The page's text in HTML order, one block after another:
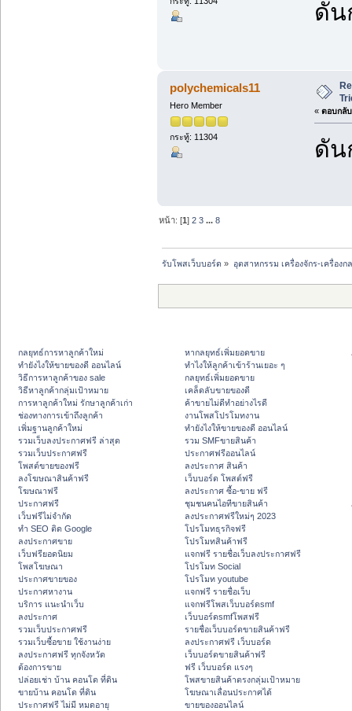
ดัน
polychemicals11
Hero Member
กระทู้: 11304
« ตอบกลั
ดัน
หน้า: [1]2 3 ...8
รับโพสเว็บบอร์ด » อุตสาหกรรม เครื่องจักร-เครื่อง
กลยุทธ์การหาลูกค้าใหม่
ทํายังไงให้ขายของดี ออนไลน์
วิธีการหาลูกค้าของ sale
วิธีหาลูกค้ากลุ่มเป้าหมาย
การหาลูกค้าใหม่ รักษาลูกค้าเก่า
ช่องทางการเข้าถึงลูกค้า
เพิ่มฐานลูกค้าใหม่
รวมเว็บลงประกาศฟรี ล่าสุด
รวมเว็บประกาศฟรี
โพสต์ขายของฟรี
ลงโฆษณาสินค้าฟรี
โฆษณาฟรี
ประกาศฟรี
เว็บฟรีไม่จำกัด
ทำ SEO ติด Google
ลงประกาศขาย
เว็บฟรียอดนิยม
โพสโฆษณา
ประกาศขายของ
ประกาศหางาน
บริการ แนะนำเว็บ
ลงประกาศ
รวมเว็บประกาศฟรี
รวมเว็บซื้อขาย ใช้งานง่าย
ลงประกาศฟรี ทุกจังหวัด
ต้องการขาย
ปล่อยเช่า บ้าน คอนโด ที่ดิน
ขายบ้าน คอนโด ที่ดิน
ประกาศฟรี ไม่มี หมดอายุ
หากลยุทธ์เพิ่มยอดขาย
ทําไงให้ลูกค้าเข้าร้านเยอะ ๆ
กลยุทธ์เพิ่มยอดขาย
เคล็ดลับขายของดี
ค้าขายไม่ดีทำอย่างไรดี
งานโพสโปรโมทงาน
ทํายังไงให้ขายของดี ออนไลน์
รวม SMFขายสินค้า
ประกาศฟรีออนไลน์
ลงประกาศ สินค้า
เว็บบอร์ด โพสต์ฟรี
ลงประกาศ ซื้อ-ขาย ฟรี
ชุมชนคนไอทีขายสินค้า
ลงประกาศฟรีใหม่ๆ 2023
โปรโมทธุรกิจฟรี
โปรโมทสินค้าฟรี
แจกฟรี รายชื่อเว็บลงประกาศฟรี
โปรโมท Social
โปรโมท youtube
แจกฟรี รายชื่อเว็บ
แจกฟรีโพสเว็บบอร์ดsmf
เว็บบอร์ดsmfโพสฟรี
รายชื่อเว็บบอร์ดขายสินค้าฟรี
ลงประกาศฟรี เว็บบอร์ด
เว็บบอร์ดขายสินค้าฟรี
ฟรี เว็บบอร์ด แรงๆ
โพสขายสินค้าตรงกลุ่มเป้าหมาย
โฆษณาเลื่อนประกาศได้
ขายของออนไลน์